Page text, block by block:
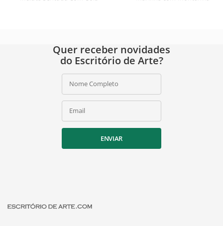
Quer receber novidades
do Escritório de Arte?
Nome Completo
Email
ENVIAR